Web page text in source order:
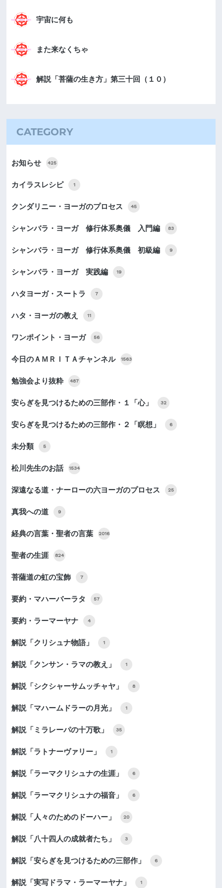
宇宙に何も
また来なくちゃ
解説「菩薩の生き方」第三十回（１０）
CATEGORY
お知らせ 425
カイラスレシピ 1
クンダリニー・ヨーガのプロセス 45
シャンバラ・ヨーガ 修行体系奥儀 入門編 83
シャンバラ・ヨーガ 修行体系奥儀 初級編 9
シャンバラ・ヨーガ 実践編 19
ハタヨーガ・スートラ 7
ハタ・ヨーガの教え 11
ワンポイント・ヨーガ 56
今日のＡＭＲＩＴＡチャンネル 1563
勉強会より抜粋 487
安らぎを見つけるための三部作・１「心」 32
安らぎを見つけるための三部作・２「瞑想」 6
未分類 5
松川先生のお話 1534
深遠なる道・ナーローの六ヨーガのプロセス 25
真我への道 9
経典の言葉・聖者の言葉 2016
聖者の生涯 824
菩薩道の虹の宝飾 7
要約・マハーバーラタ 57
要約・ラーマーヤナ 4
解説「クリシュナ物語」 1
解説「クンサン・ラマの教え」 1
解説「シクシャーサムッチャヤ」 8
解説「マハームドラーの月光」 1
解説「ミラレーパの十万歌」 35
解説「ラトナーヴァリー」 1
解説「ラーマクリシュナの生涯」 6
解説「ラーマクリシュナの福音」 6
解説「人々のためのドーハー」 20
解説「八十四人の成就者たち」 3
解説「安らぎを見つけるための三部作」 6
解説「実写ドラマ・ラーマーヤナ」 1